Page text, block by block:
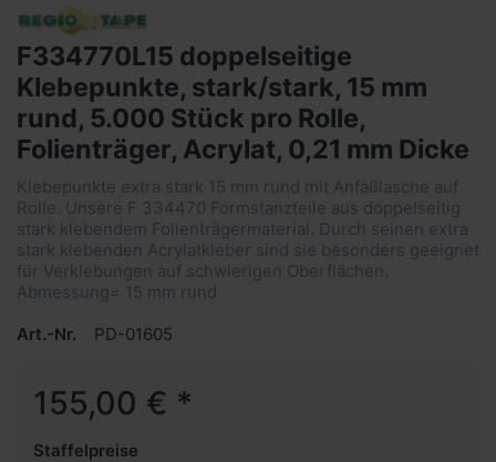
F334770L15 doppelseitige
Klebepunkte, stark/stark, 15 mm
rund, 5.000 Stück pro Rolle,
Folienträger, Acrylat, 0,21 mm Dicke
Klebepunkte extra stark 15 mm rund mit Anfaßlasche auf
Rolle. Unsere F 334470 Formstanzteile aus doppelseitig
stark klebendem Folienträgermaterial. Durch seinen extra
stark klebenden Acrylatkleber sind sie besonders geeignet
für Verklebungen auf schwierigen Oberflächen.
Abmessung= 15 mm rund
Art.-Nr.
PD-01605
155,00 € *
Staffelpreise